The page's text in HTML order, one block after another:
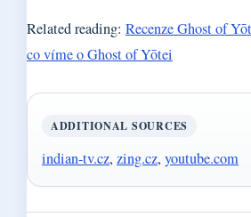
Related reading: Recenze Ghost of
co víme o Ghost of Yōtei
ADDITIONAL SOURCES
indian-tv.cz, zing.cz, youtube.com